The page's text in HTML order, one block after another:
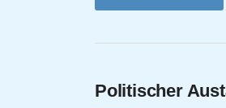
Politischer